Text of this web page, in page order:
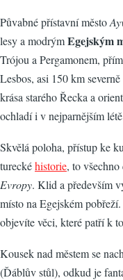
Půvabné přístavní město
lesy a modrýmEgejským
Trójou a Pergamonem,
Lesbos, asi 150 km severně
krása starého Řecka a
ochladí i v nejparnějším
Skvělá poloha, přístup ke
tureckéhistorie, to
Evropy. Klid a především
místo na Egejském
objevíte věci, které patří k
Kousek nad městem se
(Ďáblův stůl), odkud je